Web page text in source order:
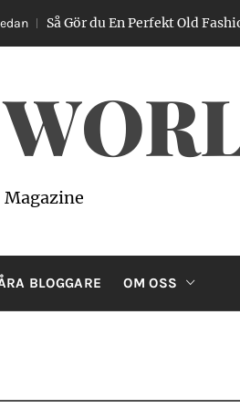
du En Perfekt Old Fashioned –
Magazine
BLOGGARE OM OSS